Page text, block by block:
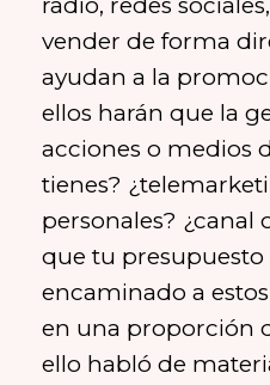
radio, redes
vender de forma
ayudan a la
ellos harán que la
acciones o medios
tienes?
personales? ¿canal
que tu presupuesto
encaminado a
en una proporción
ello habló de